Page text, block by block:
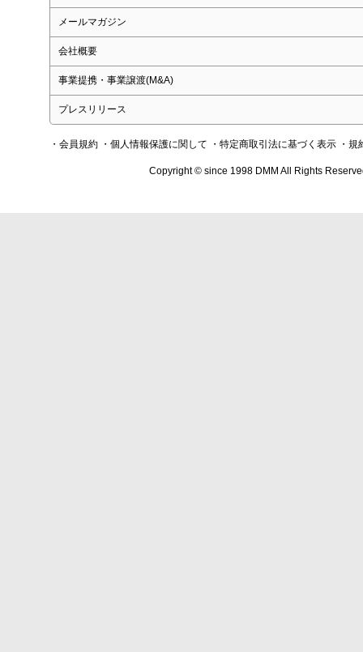
メールマガジン
会社概要
事業提携・事業譲渡(M&A)
プレスリリース
・会員規約 ・個人情報保護に関して ・特定商取引法に基づく表示 ・規
Copyright © since 1998 DMM All Rights